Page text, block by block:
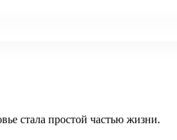
стала простой частью жизни.